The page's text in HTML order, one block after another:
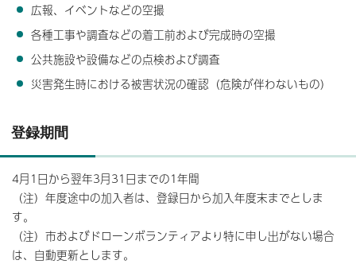
広報、イベントなどの空撮
各種工事や調査などの着工前および完成時の空撮
公共施設や設備などの点検および調査
災害発生時における被害状況の確認（危険が伴わないもの）
登録期間
4月1日から翌年3月31日までの1年間
（注）年度途中の加入者は、登録日から加入年度末までとしま
す。
（注）市およびドローンボランティアより特に申し出がない場合
は、自動更新とします。